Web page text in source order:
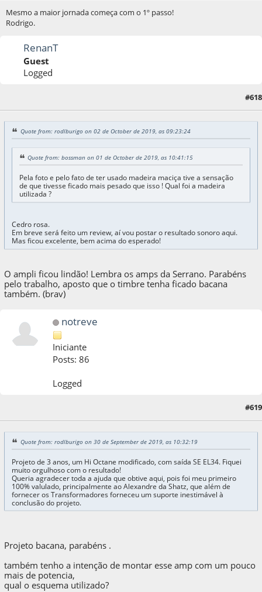
Mesmo a maior jornada começa com o 1º passo!
Rodrigo.
RenanT
Guest
Logged
#618
Quote from: rodlburigo on 02 de October de 2019, as 09:23:24
Quote from: bossman on 01 de October de 2019, as 10:41:15
Pela foto e pelo fato de ter usado madeira maciça tive a sensação
de que tivesse ficado mais pesado que isso ! Qual foi a madeira
utilizada ?
Cedro rosa.
Em breve será feito um review, aí vou postar o resultado sonoro aqui.
Mas ficou excelente, bem acima do esperado!
O ampli ficou lindão! Lembra os amps da Serrano. Parabéns
pelo trabalho, aposto que o timbre tenha ficado bacana
também. (brav)
notreve
Iniciante
Posts: 86
Logged
#619
Quote from: rodlburigo on 30 de September de 2019, as 10:32:19
Projeto de 3 anos, um Hi Octane modificado, com saída SE EL34. Fiquei
muito orgulhoso com o resultado!
Queria agradecer toda a ajuda que obtive aqui, pois foi meu primeiro
100% valulado, principalmente ao Alexandre da Shatz, que além de
fornecer os Transformadores forneceu um suporte inestimável à
conclusão do projeto.
Projeto bacana, parabéns .
também tenho a intenção de montar esse amp com um pouco
mais de potencia,
qual o esquema utilizado?